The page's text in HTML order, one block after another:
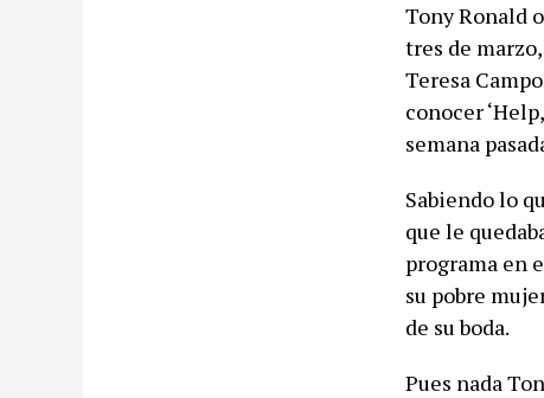
Tony Ronald
tres de
Teresa
conocer
semana
Sabiendo lo
que le
programa en
su pobre
de su boda.
Pues nada